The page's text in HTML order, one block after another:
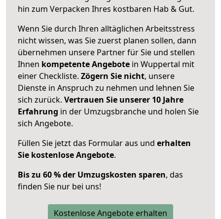
hin zum Verpacken Ihres kostbaren Hab & Gut.
Wenn Sie durch Ihren alltäglichen Arbeitsstress
nicht wissen, was Sie zuerst planen sollen, dann
übernehmen unsere Partner für Sie und stellen
Ihnen kompetente Angebote in Wuppertal mit
einer Checkliste. Zögern Sie nicht, unsere
Dienste in Anspruch zu nehmen und lehnen Sie
sich zurück. Vertrauen Sie unserer 10 Jahre
Erfahrung in der Umzugsbranche und holen Sie
sich Angebote.
Füllen Sie jetzt das Formular aus und erhalten
Sie kostenlose Angebote.
Bis zu 60 % der Umzugskosten sparen, das
finden Sie nur bei uns!
Kostenlose Angebote erhalten